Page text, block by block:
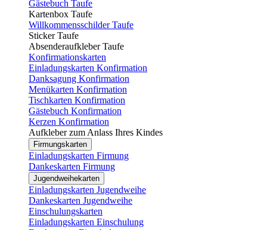
Gästebuch Taufe
Kartenbox Taufe
Willkommensschilder Taufe
Sticker Taufe
Absenderaufkleber Taufe
Konfirmationskarten
Einladungskarten Konfirmation
Danksagung Konfirmation
Menükarten Konfirmation
Tischkarten Konfirmation
Gästebuch Konfirmation
Kerzen Konfirmation
Aufkleber zum Anlass Ihres Kindes
Firmungskarten
Einladungskarten Firmung
Dankeskarten Firmung
Jugendweihekarten
Einladungskarten Jugendweihe
Dankeskarten Jugendweihe
Einschulungskarten
Einladungskarten Einschulung